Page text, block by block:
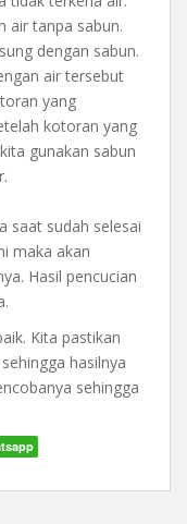
air tanpa sabun.
dengan sabun.
air tersebut
yang
kotoran yang
gunakan sabun
saat sudah selesai
maka akan
Hasil pencucian
Kita pastikan
hasilnya
sehingga